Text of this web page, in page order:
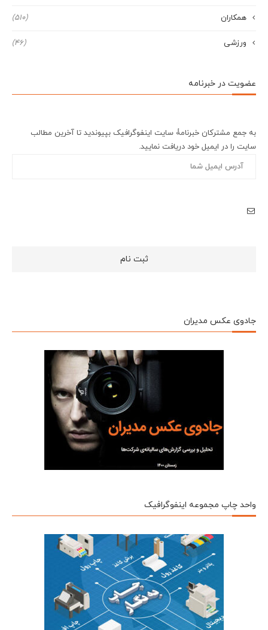
همکاران (510)
ورزشی (46)
عضویت در خبرنامه
به جمع مشترکان خبرنامۀ سایت اینفوگرافیک بپیوندید تا آخرین مطالب
سایت را در ایمیل خود دریافت نمایید.
جادوی عکس مدیران
واحد چاپ مجموعه اینفوگرافیک